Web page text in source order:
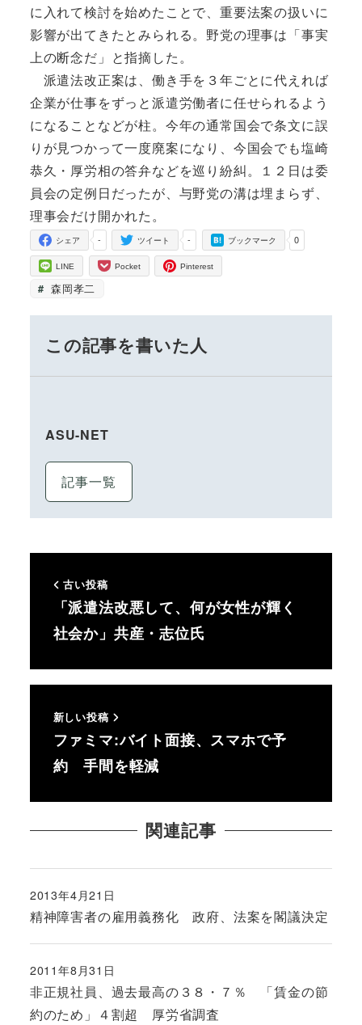
に入れて検討を始めたことで、重要法案の扱いに
影響が出てきたとみられる。野党の理事は「事実
上の断念だ」と指摘した。
派遣法改正案は、働き手を３年ごとに代えれば
企業が仕事をずっと派遣労働者に任せられるよう
になることなどが柱。今年の通常国会で条文に誤
りが見つかって一度廃案になり、今国会でも塩崎
恭久・厚労相の答弁などを巡り紛糾。１２日は委
員会の定例日だったが、与野党の溝は埋まらず、
理事会だけ開かれた。
-
シェア -
ツイート 0
ブックマーク
LINE Pocket Pinterest
森岡孝二
この記事を書いた人
ASU-NET
記事一覧
古い投稿
「派遣法改悪して、何が女性が輝く
社会か」共産・志位氏
新しい投稿
ファミマ:バイト面接、スマホで予
約 手間を軽減
関連記事
精神障害者の雇用義務化 政府、法案を閣議決定
投稿日
2013年4月21日
非正規社員、過去最高の３８・７％ 「賃金の節
約のため」４割超 厚労省調査
投稿日
2011年8月31日